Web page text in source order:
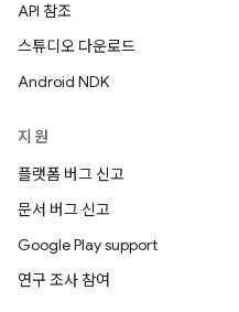
API 참조
스튜디오 다운로드
Android NDK
지원
플랫폼 버그 신고
문서 버그 신고
Google Play support
연구 조사 참여